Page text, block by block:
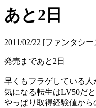
あと2日
2011/02/22 [ファンタシ
発売まであと2日
早くもフラゲしている人
気になる転生はLV50だ
やっぱり取得経験値から